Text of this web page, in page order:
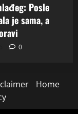
Posle
je sama, a
0
Home